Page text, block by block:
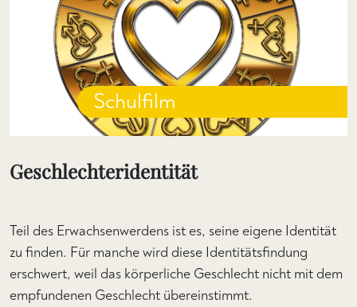
Schulfilm
Geschlechteridentität
Teil des Erwachsenwerdens ist es, seine eigene Identität
zu finden. Für manche wird diese Identitätsfindung
erschwert, weil das körperliche Geschlecht nicht mit dem
empfundenen Geschlecht übereinstimmt.